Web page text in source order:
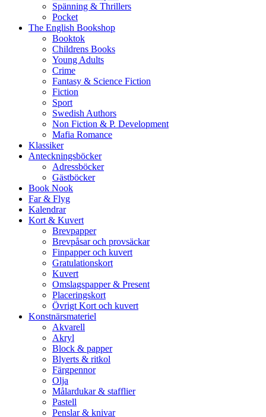
Spänning & Thrillers
Pocket
The English Bookshop
Booktok
Childrens Books
Young Adults
Crime
Fantasy & Science Fiction
Fiction
Sport
Swedish Authors
Non Fiction & P. Development
Mafia Romance
Klassiker
Anteckningsböcker
Adressböcker
Gästböcker
Book Nook
Far & Flyg
Kalendrar
Kort & Kuvert
Brevpapper
Brevpåsar och provsäckar
Finpapper och kuvert
Gratulationskort
Kuvert
Omslagspapper & Present
Placeringskort
Övrigt Kort och kuvert
Konstnärsmateriel
Akvarell
Akryl
Block & papper
Blyerts & ritkol
Färgpennor
Olja
Målardukar & stafflier
Pastell
Penslar & knivar